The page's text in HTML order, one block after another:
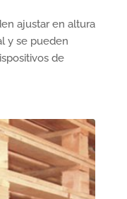
ajustar en altura
y se pueden
de